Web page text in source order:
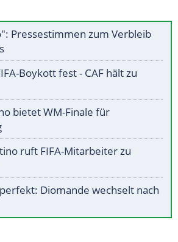
Pressestimmen zum Verbleib
Boykott fest - CAF hält zu
bietet WM-Finale für
ruft FIFA-Mitarbeiter zu
Diomande wechselt nach